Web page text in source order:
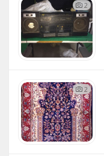
2
2